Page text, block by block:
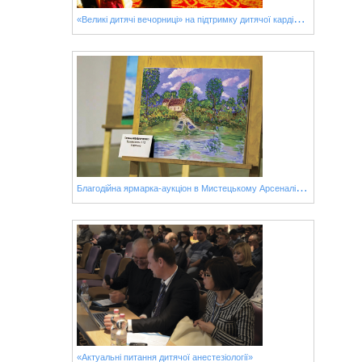
«
Великі дитячі вечорниці» на підтримку дитячої кардіології
Б
лагодійна ярмарка-аукціон в Мистецькому Арсеналі при підтримці благодійного фонду UWCF
«Актуальні питання дитячої анестезіології»